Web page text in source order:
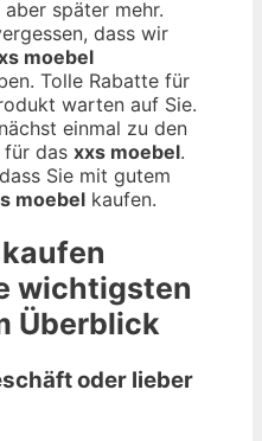
später mehr.
dass wir
moebel
Tolle Rabatte für
warten auf Sie.
einmal zu den
das xxs moebel.
Sie mit gutem
moebel kaufen.
kaufen
wichtigsten
Überblick
oder lieber